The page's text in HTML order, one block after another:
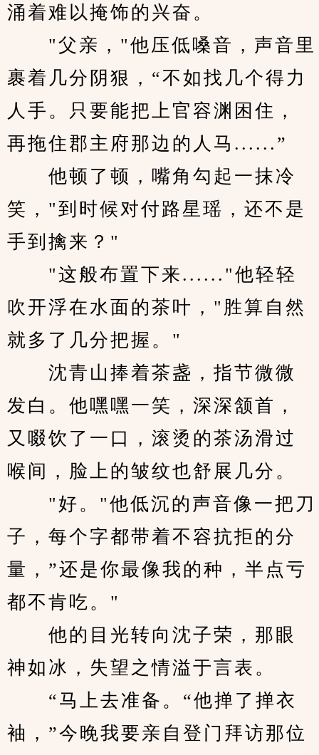
涌着难以掩饰的兴奋。
"父亲，"他压低嗓音，声音里
裹着几分阴狠，“不如找几个得力
人手。只要能把上官容渊困住，
再拖住郡主府那边的人马......”
他顿了顿，嘴角勾起一抹冷
笑，"到时候对付路星瑶，还不是
手到擒来？"
"这般布置下来......"他轻轻
吹开浮在水面的茶叶，"胜算自然
就多了几分把握。"
沈青山捧着茶盏，指节微微
发白。他嘿嘿一笑，深深颔首，
又啜饮了一口，滚烫的茶汤滑过
喉间，脸上的皱纹也舒展几分。
"好。"他低沉的声音像一把刀
子，每个字都带着不容抗拒的分
量，”还是你最像我的种，半点亏
都不肯吃。"
他的目光转向沈子荣，那眼
神如冰，失望之情溢于言表。
“马上去准备。“他掸了掸衣
袖，”今晚我要亲自登门拜访那位